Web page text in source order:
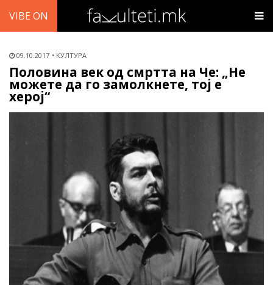
VIBE ON
09.10.2017 КУЛТУРА
Половина век од смртта на Че: „Не
можете да го замолкнете, тој е
херој“